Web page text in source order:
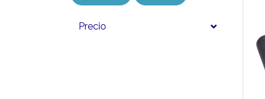
Precio